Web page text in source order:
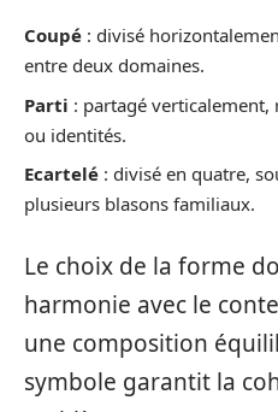
Coupé : divisé
entre deux domaines.
Parti : partagé
ou identités.
Ecartelé : divisé en quatre,
plusieurs blasons familiaux.
Le choix de la forme
harmonie avec le
une composition
symbole garantit la